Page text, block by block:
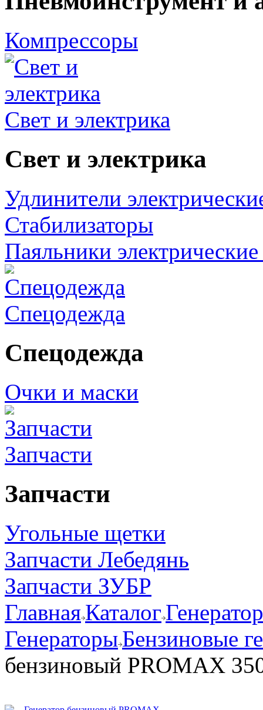
Компрессоры
Свет и электрика
Свет и электрика
Удлинители
Стабилизаторы
Паяльники
Спецодежда
Спецодежда
Очки и маски
Запчасти
Запчасти
Угольные щетки
Запчасти Лебедянь
Запчасти ЗУБР
ГлавнаяКаталог
ГенераторыБензиновые
бензиновый PROMAX